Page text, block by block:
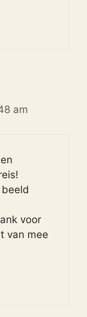
am
voor
van mee